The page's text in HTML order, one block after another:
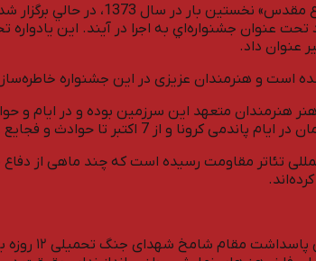
جشنواره‌ي تئاتر مقاومت، تحت
عنوان جشنواره‌اي به اجرا در آيند. این
هنر هنرمندان متعهد این سرزمین بوده و در
تا حوادث و فجایع غزه ادامه داشته است.
دیبرخانه